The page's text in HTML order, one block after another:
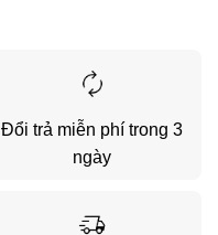
Đổi trả miễn phí trong 3
ngày